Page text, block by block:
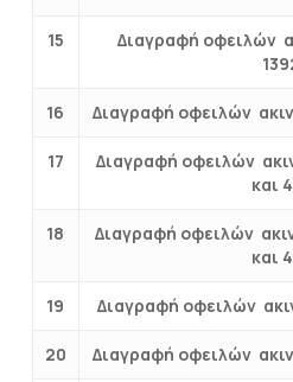
15
Διαγραφή οφειλών
16 Διαγραφή οφειλών
17
Διαγραφή οφειλών
και
18
Διαγραφή οφειλών
και
19 Διαγραφή οφειλών
20 Διαγραφή οφειλών